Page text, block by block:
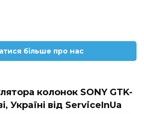
більше про нас
колонок SONY GTK-
Україні від ServiceInUa